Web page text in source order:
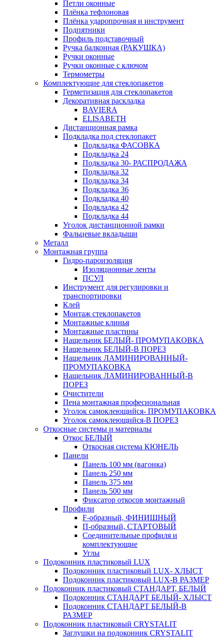
Петли оконные
Плёнка тефлоновая
Плёнка ударопрочная и инструмент
Подпятники
Профиль подставочный
Ручка балконная (РАКУШКА)
Ручки оконные
Ручки оконные с ключом
Термометры
Комплектующие для стеклопакетов
Герметизация для стеклопакетов
Декоративная раскладка
BAVIERA
ELISABETH
Дистанционная рамка
Подкладка под стеклопакет
Подкладка ФАСОВКА
Подкладка 24
Подкладка 30- РАСПРОДАЖА
Подкладка 32
Подкладка 34
Подкладка 36
Подкладка 40
Подкладка 42
Подкладка 44
Уголок дистанционной рамки
Фальцевые вкладыши
Металл
Монтажная группа
Гидро-пароизоляция
Изоляционные ленты
ПСУЛ
Инструмент для регулировки и
транспортировки
Клей
Монтаж стеклопакетов
Монтажные клинья
Монтажные пластины
Нащельник БЕЛЫЙ- ПРОМУПАКОВКА
Нащельник БЕЛЫЙ-В ПОРЕЗ
Нащельник ЛАМИНИРОВАННЫЙ-
ПРОМУПАКОВКА
Нащельник ЛАМИНИРОВАННЫЙ-В
ПОРЕЗ
Очистители
Пена монтажная професиональная
Уголок самоклеющийся- ПРОМУПАКОВКА
Уголок самоклеющийся-В ПОРЕЗ
Откосные системы и материалы
Откос БЕЛЫЙ
Откосная система КЮНЕЛЬ
Панели
Панель 100 мм (вагонка)
Панель 250 мм
Панель 375 мм
Панель 500 мм
Фиксатор откосов монтажный
Профили
F-образный, ФИНИШНЫЙ
П-образный, СТАРТОВЫЙ
Соединительные профиля и
комплектующие
Углы
Подоконник пластиковый LUX
Подоконник пластиковый LUX- ХЛЫСТ
Подоконник пластиковый LUX-В РАЗМЕР
Подоконник пластиковый СТАНДАРТ, БЕЛЫЙ
Подоконник СТАНДАРТ БЕЛЫЙ- ХЛЫСТ
Подоконник СТАНДАРТ БЕЛЫЙ-В
РАЗМЕР
Подоконник пластиковый CRYSTALIT
Заглушки на подоконник CRYSTALIT